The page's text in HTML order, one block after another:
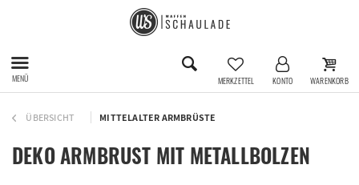
MENÜ MERKZETTEL KONTO WARENKORB
ÜBERSICHT MITTELALTER ARMBRÜSTE
DEKO ARMBRUST MIT METALLBOLZEN